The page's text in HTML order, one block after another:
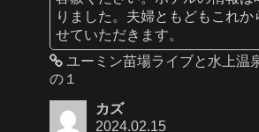
りました。夫婦ともどもこれか
せていただきます。
ユーミン苗場ライブと水上
の１
カズ
2024.02.15